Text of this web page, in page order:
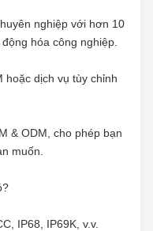
nghiệp với hơn 10
hóa công nghiệp.
hoặc dịch vụ tùy chỉnh
& ODM, cho phép bạn
muốn.
IP68, IP69K, v.v.